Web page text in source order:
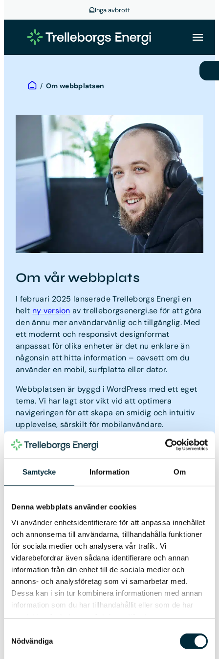
Samtycke Information Om
Denna webbplats använder cookies
Vi använder enhetsidentifierare för att anpassa innehållet
och annonserna till användarna, tillhandahålla funktioner
för sociala medier och analysera vår trafik. Vi
vidarebefordrar även sådana identifierare och annan
information från din enhet till de sociala medier och
annons- och analysföretag som vi samarbetar med.
Dessa kan i sin tur kombinera informationen med annan
information som du har tillhandahållit eller som de har
Nödvändiga
Inga avbrott
Hem/ Om webbplatsen
Om vår webbplats
I februari 2025 lanserade Trelleborgs Energi en
helt ny version av trelleborgsenergi.se för att göra
den ännu mer användarvänlig och tillgänglig. Med
ett modernt och responsivt designformat
anpassat för olika enheter är det nu enklare än
någonsin att hitta information – oavsett om du
använder en mobil, surfplatta eller dator.
Webbplatsen är byggd i WordPress med ett eget
tema. Vi har lagt stor vikt vid att optimera
navigeringen för att skapa en smidig och intuitiv
upplevelse, särskilt för mobilanvändare.
Vi är stolta över att erbjuda en webbplats som
levererar tillgänglighet och funktionalitet enligt
dagens alla lagkrav.
Hittar du inte det du söker?
Hör av dig till vår kundservice – vi
hjälper dig gärna!
Kontakta oss